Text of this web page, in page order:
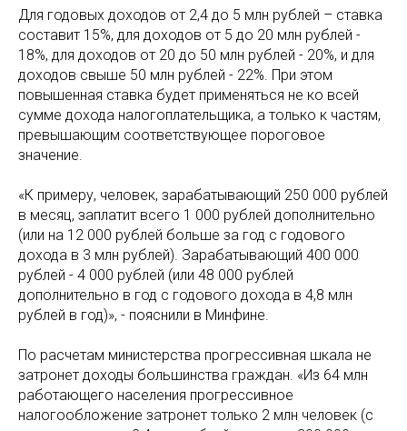
Для годовых доходов от 2,4 до 5 млн рублей – ставка
составит 15%, для доходов от 5 до 20 млн рублей -
18%, для доходов от 20 до 50 млн рублей - 20%, и для
доходов свыше 50 млн рублей - 22%. При этом
повышенная ставка будет применяться не ко всей
сумме дохода налогоплательщика, а только к частям,
превышающим соответствующее пороговое
значение.
«К примеру, человек, зарабатывающий 250 000 рублей
в месяц, заплатит всего 1 000 рублей дополнительно
(или на 12 000 рублей больше за год с годового
дохода в 3 млн рублей). Зарабатывающий 400 000
рублей - 4 000 рублей (или 48 000 рублей
дополнительно в год с годового дохода в 4,8 млн
рублей в год)», - пояснили в Минфине.
По расчетам министерства прогрессивная шкала не
затронет доходы большинства граждан. «Из 64 млн
работающего населения прогрессивное
налогообложение затронет только 2 млн человек (с